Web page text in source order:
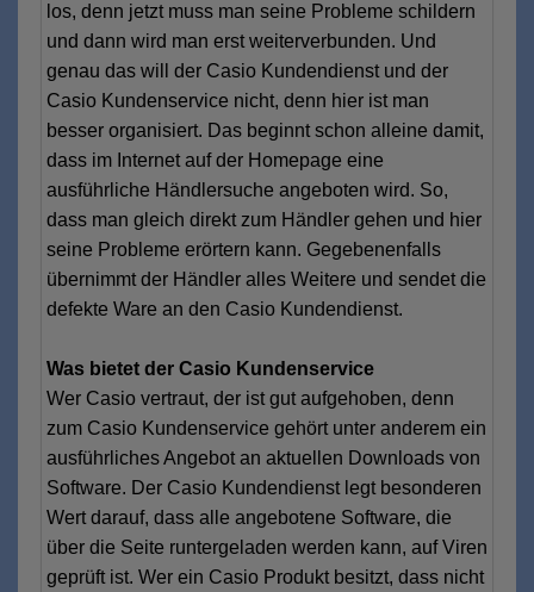
los, denn jetzt muss man seine Probleme schildern
und dann wird man erst weiterverbunden. Und
genau das will der Casio Kundendienst und der
Casio Kundenservice nicht, denn hier ist man
besser organisiert. Das beginnt schon alleine damit,
dass im Internet auf der Homepage eine
ausführliche Händlersuche angeboten wird. So,
dass man gleich direkt zum Händler gehen und hier
seine Probleme erörtern kann. Gegebenenfalls
übernimmt der Händler alles Weitere und sendet die
defekte Ware an den Casio Kundendienst.
Was bietet der Casio Kundenservice
Wer Casio vertraut, der ist gut aufgehoben, denn
zum Casio Kundenservice gehört unter anderem ein
ausführliches Angebot an aktuellen Downloads von
Software. Der Casio Kundendienst legt besonderen
Wert darauf, dass alle angebotene Software, die
über die Seite runtergeladen werden kann, auf Viren
geprüft ist. Wer ein Casio Produkt besitzt, dass nicht